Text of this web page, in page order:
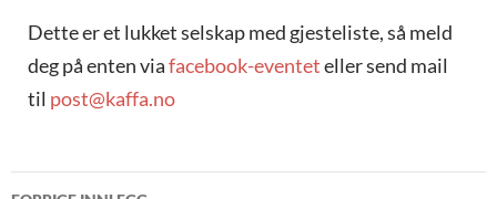
Dette er et lukket selskap med gjesteliste, så meld
deg på enten viafacebook-eventeteller send mail
til post@kaffa.no